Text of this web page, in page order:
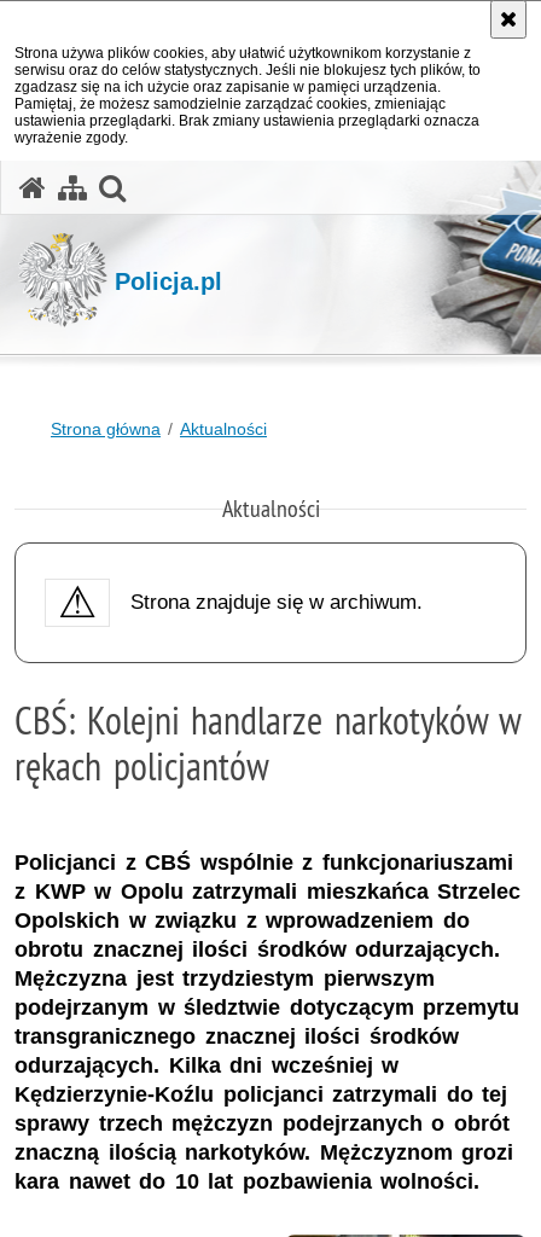
Strona używa plików cookies, aby ułatwić użytkownikom korzystanie z
serwisu oraz do celów statystycznych. Jeśli nie blokujesz tych plików, to
zgadzasz się na ich użycie oraz zapisanie w pamięci urządzenia.
Pamiętaj, że możesz samodzielnie zarządzać cookies, zmieniając
ustawienia przeglądarki. Brak zmiany ustawienia przeglądarki oznacza
wyrażenie zgody.
Policja.pl
Strona główna Aktualności
Aktualności
Strona znajduje się w archiwum.
CBŚ: Kolejni handlarze narkotyków w
rękach policjantów
Policjanci z CBŚ wspólnie z funkcjonariuszami
z KWP w Opolu zatrzymali mieszkańca Strzelec
Opolskich w związku z wprowadzeniem do
obrotu znacznej ilości środków odurzających.
Mężczyzna jest trzydziestym pierwszym
podejrzanym w śledztwie dotyczącym przemytu
transgranicznego znacznej ilości środków
odurzających. Kilka dni wcześniej w
Kędzierzynie-Koźlu policjanci zatrzymali do tej
sprawy trzech mężczyzn podejrzanych o obrót
znaczną ilością narkotyków. Mężczyznom grozi
kara nawet do 10 lat pozbawienia wolności.